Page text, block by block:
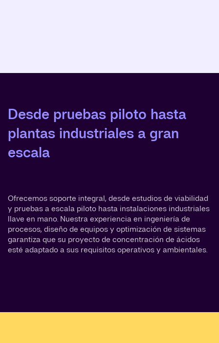
Desde pruebas piloto hasta
plantas industriales a gran
escala
Ofrecemos soporte integral, desde estudios de viabilidad
y pruebas a escala piloto hasta instalaciones industriales
llave en mano. Nuestra experiencia en ingeniería de
procesos, diseño de equipos y optimización de sistemas
garantiza que su proyecto de concentración de ácidos
esté adaptado a sus requisitos operativos y ambientales.